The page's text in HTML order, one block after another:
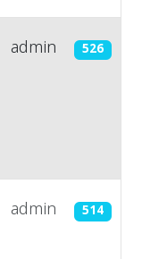
admin 526
admin 514